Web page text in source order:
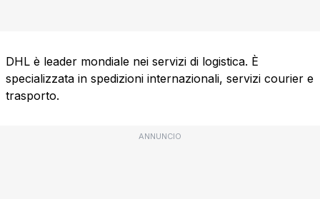
DHL è leader mondiale nei servizi di logistica. È
specializzata in spedizioni internazionali, servizi courier e
trasporto.
ANNUNCIO